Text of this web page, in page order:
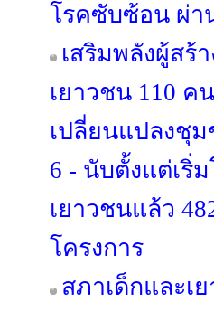
โรคซับซ้อน ผ่า
เสริมพลังผู้สร้
เยาวชน 110
เปลี่ยนแปลงชุม
6 - นับตั้งแต่เริ่
เยาวชนแล้ว
โครงการ
สภาเด็กและเ